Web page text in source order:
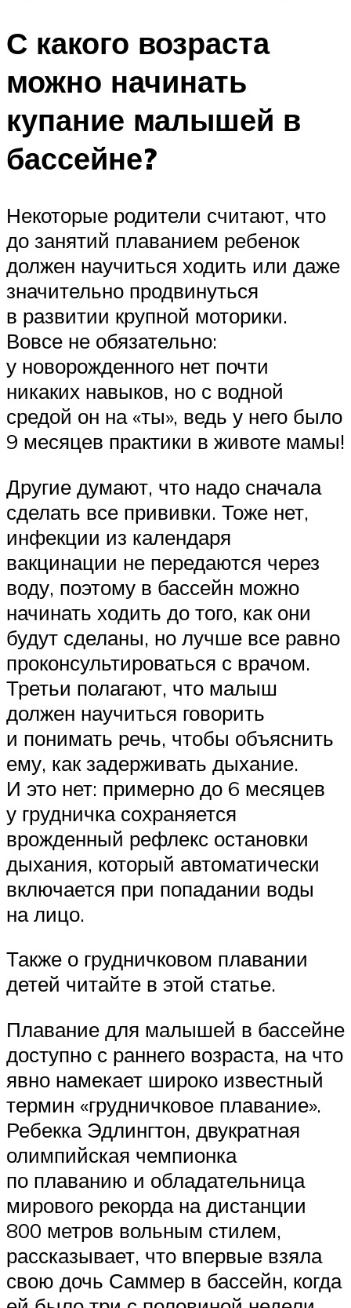
С какого возраста
можно начинать
купание малышей в
бассейне?
Некоторые родители считают, что
до занятий плаванием ребенок
должен научиться ходить или даже
значительно продвинуться
в развитии крупной моторики.
Вовсе не обязательно:
у новорожденного нет почти
никаких навыков, но с водной
средой он на «ты», ведь у него было
9 месяцев практики в животе мамы!
Другие думают, что надо сначала
сделать все прививки. Тоже нет,
инфекции из календаря
вакцинации не передаются через
воду, поэтому в бассейн можно
начинать ходить до того, как они
будут сделаны, но лучше все равно
проконсультироваться с врачом.
Третьи полагают, что малыш
должен научиться говорить
и понимать речь, чтобы объяснить
ему, как задерживать дыхание.
И это нет: примерно до 6 месяцев
у грудничка сохраняется
врожденный рефлекс остановки
дыхания, который автоматически
включается при попадании воды
на лицо.
Также о грудничковом плавании
детей читайте в этой статье.
Плавание для малышей в бассейне
доступно с раннего возраста, на что
явно намекает широко известный
термин «грудничковое плавание».
Ребекка Эдлингтон, двукратная
олимпийская чемпионка
по плаванию и обладательница
мирового рекорда на дистанции
800 метров вольным стилем,
рассказывает, что впервые взяла
свою дочь Саммер в бассейн, когда